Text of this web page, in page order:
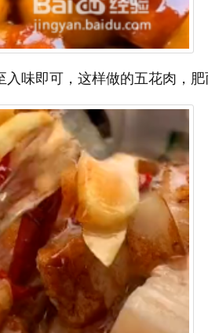
入味即可，这样做的五花肉，